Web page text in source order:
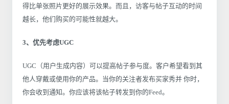
得比单张照片更好的展示效果。而且，访客与帖子互动的时间
越长，他们购买的可能性就越大。
3、优先考虑UGC
UGC（用户生成内容）可以提高帖子参与度。客户希望看到其
他人穿戴或使用你的产品。当你的关注者发布买家秀并 你时，
你会收到通知。你应该将该帖子转发到你的Feed。